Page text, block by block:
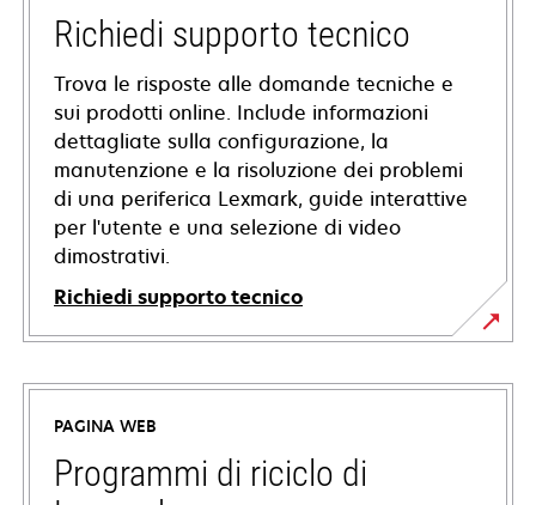
Richiedi supporto tecnico
Trova le risposte alle domande tecniche e
sui prodotti online. Include informazioni
dettagliate sulla configurazione, la
manutenzione e la risoluzione dei problemi
di una periferica Lexmark, guide interattive
per l'utente e una selezione di video
dimostrativi.
Richiedi supporto tecnico
si
apre
una
nuova
scheda
PAGINA WEB
Programmi di riciclo di